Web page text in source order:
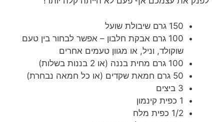
150 גרם שיבולת שועל
100 גרם אבקת חלבון – אפשר לבחור בין טעם
שוקולד, וניל, או מגוון טעמים אחרים
100 גרם מחית בננה (או 2 בננות בשלות)
50 גרם חמאת שקדים (או כל חמאה נבחרת)
3 ביצים
1 כפית קינמון
1/2 כפית מלח